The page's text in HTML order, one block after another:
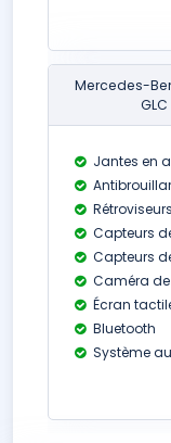
Mercedes-
GLC
Jantes en
Capteurs
Capteurs
Caméra
Écran
Bluetooth
Système